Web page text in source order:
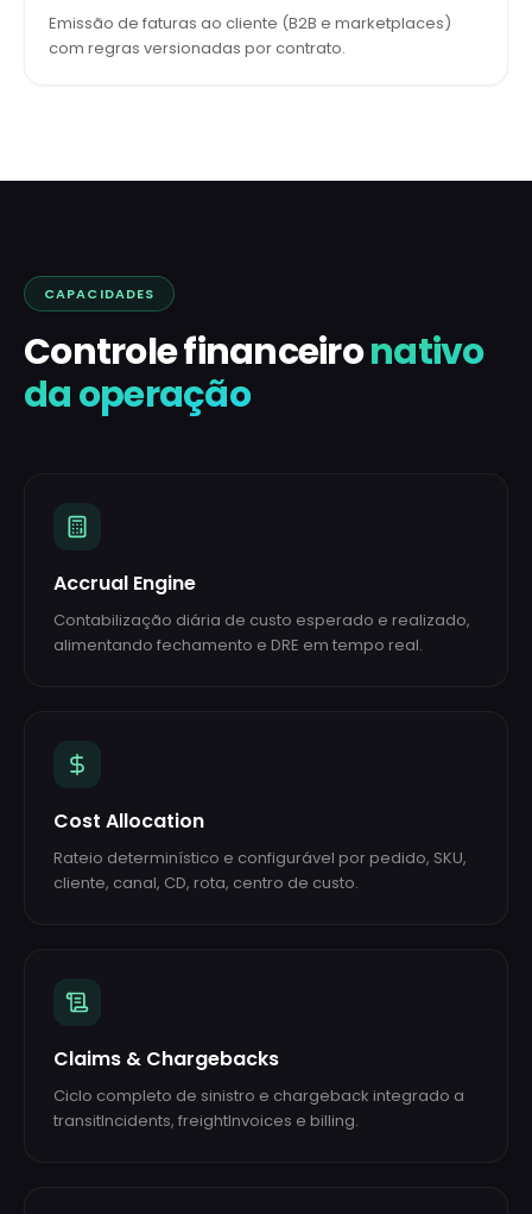
Emissão de faturas ao cliente (B2B e marketplaces)
com regras versionadas por contrato.
CAPACIDADES
Controle financeironativo
da operação
Accrual Engine
Contabilização diária de custo esperado e realizado,
alimentando fechamento e DRE em tempo real.
Cost Allocation
Rateio determinístico e configurável por pedido, SKU,
cliente, canal, CD, rota, centro de custo.
Claims & Chargebacks
Ciclo completo de sinistro e chargeback integrado a
transitIncidents, freightInvoices e billing.